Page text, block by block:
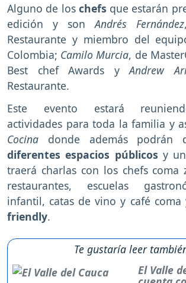
Alguno de los chefs que estarán
edición y sonAndrés Fernández
Restaurante y miembro del
Colombia; Camilo Murcia, de
Best chef Awards yAndrew
Restaurante.
Este evento estará
actividades para toda la familia y
Cocina donde además podrán
diferentes espacios públicos y
traerá charlas con los chefs coma
restaurantes, escuelas
infantil, catas de vino y café coma
friendly.
Te gustaría leer
El Valle